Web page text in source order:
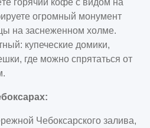
огромный монумент
на заснеженном холме.
купеческие домики,
где можно спрятаться от
Чебоксарского залива,